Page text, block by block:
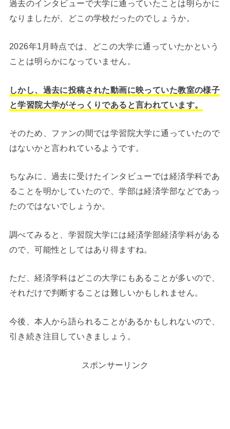
過去のインタビューで大学に通っていたことは明らかに
なりましたが、どこの学校だったのでしょうか。
2026年1月時点では、どこの大学に通っていたかという
ことは明らかになっていません。
しかし、過去に投稿された動画に映っていた教室の様子
と学習院大学がそっくりであると言われています。
そのため、ファンの間では学習院大学に通っていたので
はないかと言われているようです。
ちなみに、過去に受けたインタビューでは経済学科であ
ることを明かしていたので、学部は経済学部などであっ
たのではないでしょうか。
調べてみると、学習院大学には経済学部経済学科がある
ので、可能性としてはあり得ますね。
ただ、経済学科はどこの大学にもあることが多いので、
それだけで判断することは難しいかもしれません。
今後、本人から語られることがあるかもしれないので、
引き続き注目していきましょう。
スポンサーリンク